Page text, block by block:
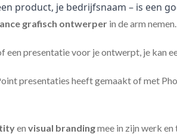
product, je bedrijfsnaam – is een
grafisch ontwerper in de arm nemen.
een presentatie voor je ontwerpt, je kan
presentaties heeft gemaakt of met
en visual brandingmee in zijn werk